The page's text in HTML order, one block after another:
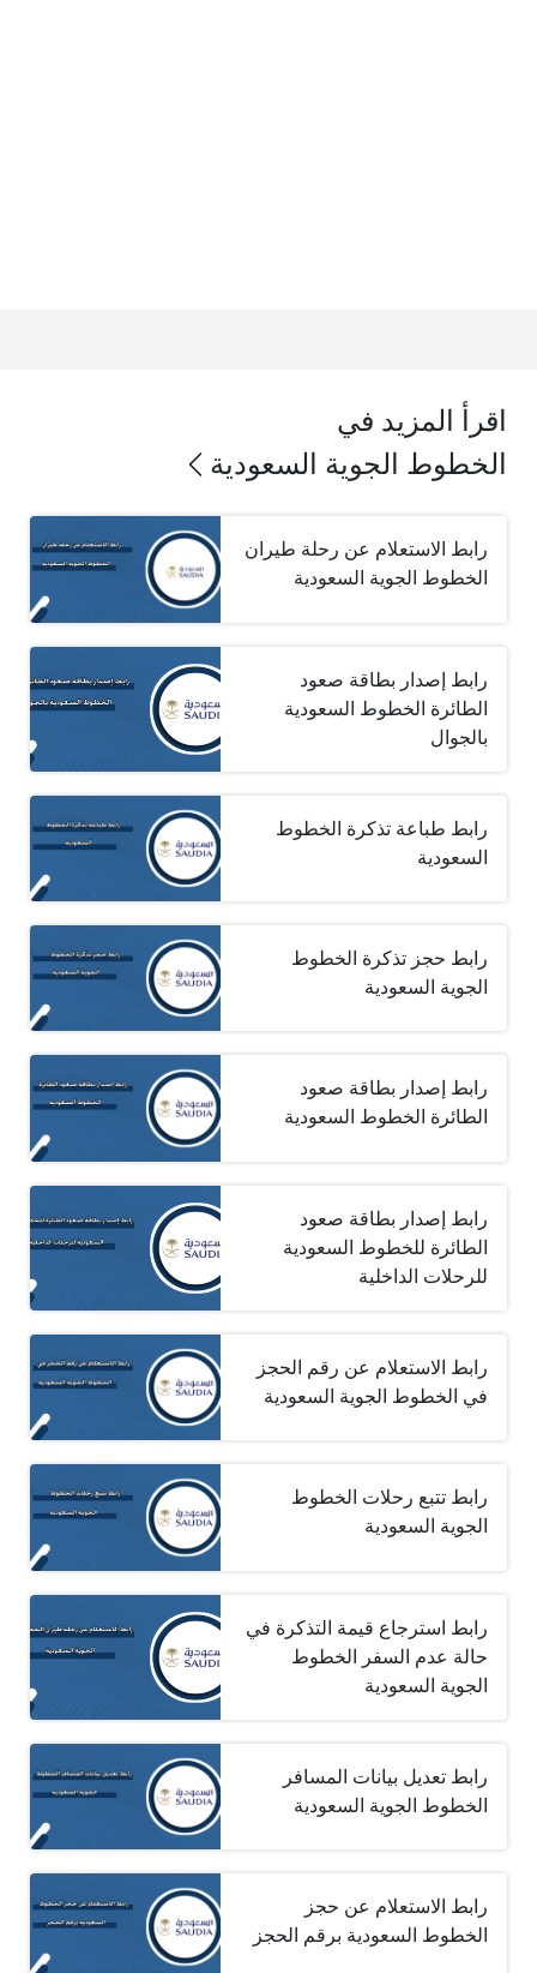
اقرأ المزيد في
الخطوط الجوية السعودية
رابط الاستعلام عن رحلة طيران
الخطوط الجوية السعودية
رابط إصدار بطاقة صعود
الطائرة الخطوط السعودية
بالجوال
رابط طباعة تذكرة الخطوط
السعودية
رابط حجز تذكرة الخطوط
الجوية السعودية
رابط إصدار بطاقة صعود
الطائرة الخطوط السعودية
رابط إصدار بطاقة صعود
الطائرة للخطوط السعودية
للرحلات الداخلية
رابط الاستعلام عن رقم الحجز
في الخطوط الجوية السعودية
رابط تتبع رحلات الخطوط
الجوية السعودية
رابط استرجاع قيمة التذكرة في
حالة عدم السفر الخطوط
الجوية السعودية
رابط تعديل بيانات المسافر
الخطوط الجوية السعودية
رابط الاستعلام عن حجز
الخطوط السعودية برقم الحجز